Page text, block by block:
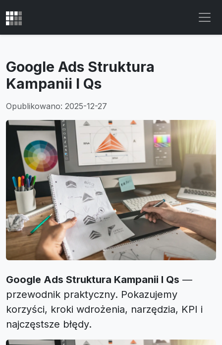
Google Ads Struktura
Kampanii I Qs
Opublikowano: 2025-12-27
Google Ads Struktura Kampanii I Qs —
przewodnik praktyczny. Pokazujemy
korzyści, kroki wdrożenia, narzędzia, KPI i
najczęstsze błędy.